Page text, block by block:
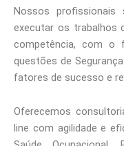
Nossos profissionais
executar os trabalhos
competência, com o
questões de
fatores de sucesso e
Oferecemos
line com agilidade e